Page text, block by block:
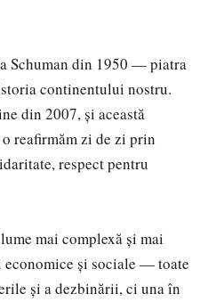
Schuman din 1950 — piatra
continentului nostru.
din 2007, și această
reafirmăm zi de zi prin
respect pentru
mai complexă și mai
și sociale — toate
și a dezbinării, ci una în